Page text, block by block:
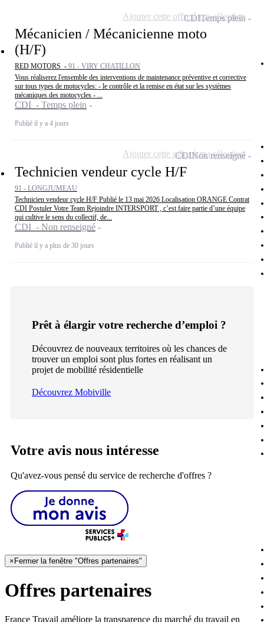
Mécanicien / Mécanicienne moto
(H/F)
RED MOTORS - 91 - VIRY CHATILLON
Vous réaliserez l'ensemble des interventions de maintenance préventive et corrective
sur tous types de motocycles: - le contrôle et la remise en état sur les systèmes
mécaniques des motocycles - ...
CDI - Temps plein
Publié il y a 4 jours
CDITemps plein
Ajouter cette offre à ma sélection
Technicien vendeur cycle H/F
91 - LONGJUMEAU
Technicien vendeur cycle H/F Publié le 13 mai 2026 Localisation ORANGE Contrat
CDI Postuler Votre Team Rejoindre INTERSPORT , c’est faire partie d’une équipe
qui cultive le sens du collectif, de...
CDI - Non renseigné
Publié il y a plus de 30 jours
CDINon renseigné
Ajouter cette offre à ma sélection
Prêt à élargir votre recherche d’emploi ?
Découvrez de nouveaux territoires où les chances de
trouver un emploi sont plus fortes en réalisant un
projet de mobilité résidentielle
Découvrez Mobiville
Votre avis nous intéresse
Qu'avez-vous pensé du service de recherche d'offres ?
× Fermer la fenêtre "Offres partenaires"
Offres partenaires
France Travail améliore la transparence du marché du travail en